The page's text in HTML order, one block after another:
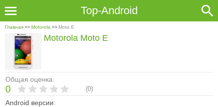
Top-Android
Главная>>Motorola >> Moto E
Общая оценка:
0 (0)
Android версии:
Motorola Moto E